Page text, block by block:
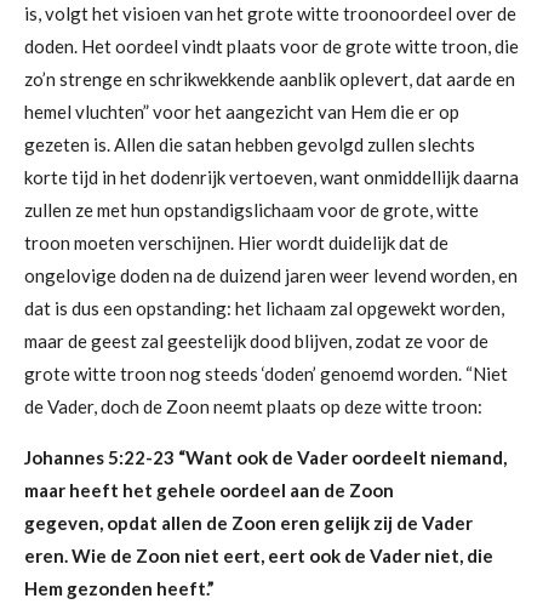
is, volgt het visioen van het grote witte troonoordeel over de
doden. Het oordeel vindt plaats voor de grote witte troon, die
zo’n strenge en schrikwekkende aanblik oplevert, dat aarde en
hemel vluchten” voor het aangezicht van Hem die er op
gezeten is. Allen die satan hebben gevolgd zullen slechts
korte tijd in het dodenrijk vertoeven, want onmiddellijk daarna
zullen ze met hun opstandigslichaam voor de grote, witte
troon moeten verschijnen. Hier wordt duidelijk dat de
ongelovige doden na de duizend jaren weer levend worden, en
dat is dus een opstanding: het lichaam zal opgewekt worden,
maar de geest zal geestelijk dood blijven, zodat ze voor de
grote witte troon nog steeds ‘doden’ genoemd worden. “Niet
de Vader, doch de Zoon neemt plaats op deze witte troon:
Johannes 5:22-23 “Want ook de Vader oordeelt niemand,
maar heeft het gehele oordeel aan de Zoon
gegeven, opdat allen de Zoon eren gelijk zij de Vader
eren. Wie de Zoon niet eert, eert ook de Vader niet, die
Hem gezonden heeft.”